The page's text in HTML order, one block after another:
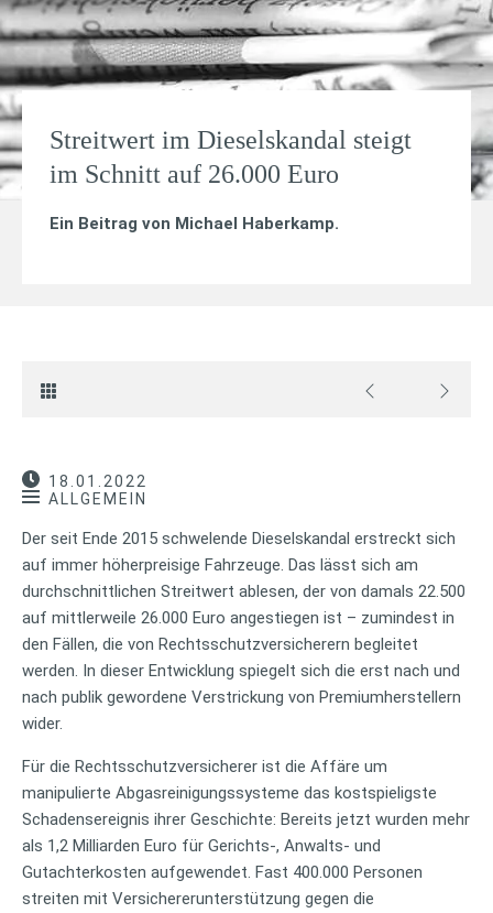
Streitwert im Dieselskandal steigt
im Schnitt auf 26.000 Euro
Ein Beitrag von Michael Haberkamp.
18.01.2022
ALLGEMEIN
Der seit Ende 2015 schwelende Dieselskandal erstreckt sich
auf immer höherpreisige Fahrzeuge. Das lässt sich am
durchschnittlichen Streitwert ablesen, der von damals 22.500
auf mittlerweile 26.000 Euro angestiegen ist – zumindest in
den Fällen, die von Rechtsschutzversicherern begleitet
werden. In dieser Entwicklung spiegelt sich die erst nach und
nach publik gewordene Verstrickung von Premiumherstellern
wider.
Für die Rechtsschutzversicherer ist die Affäre um
manipulierte Abgasreinigungssysteme das kostspieligste
Schadensereignis ihrer Geschichte: Bereits jetzt wurden mehr
als 1,2 Milliarden Euro für Gerichts-, Anwalts- und
Gutachterkosten aufgewendet. Fast 400.000 Personen
streiten mit Versichererunterstützung gegen die